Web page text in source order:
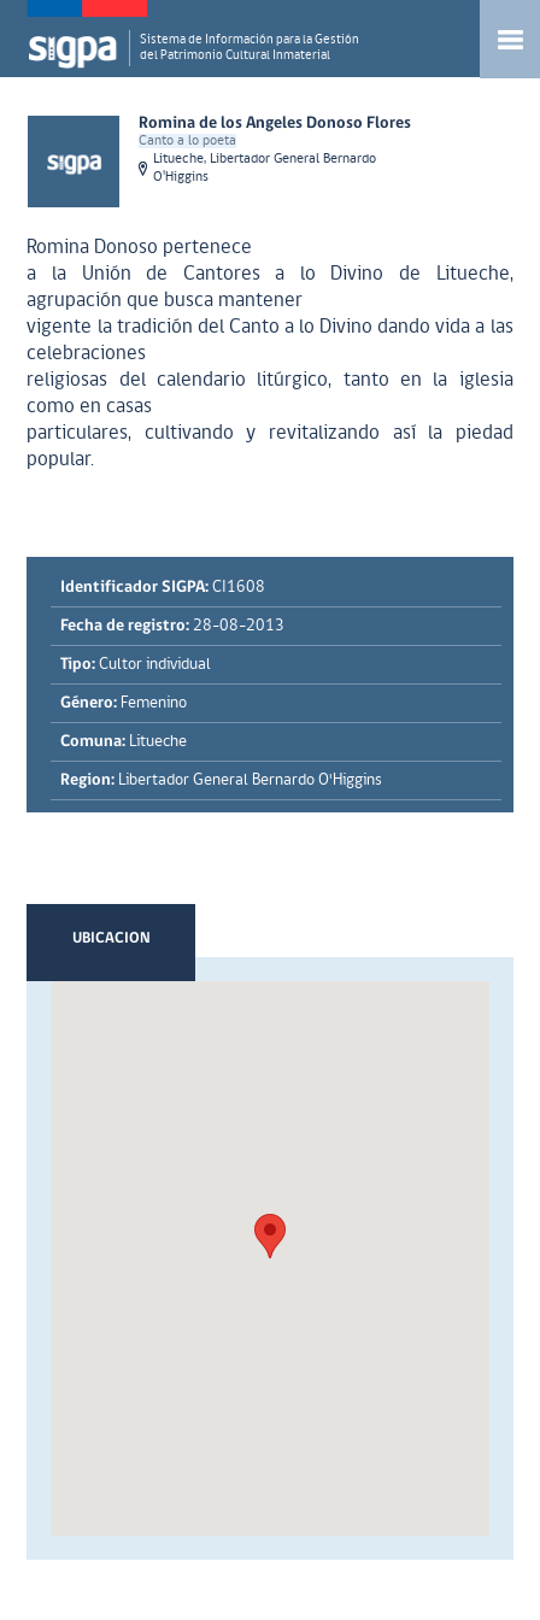
Sistema de Información para la Gestión
del Patrimonio Cultural Inmaterial
Romina de los Angeles Donoso Flores
Canto a lo poeta
Litueche, Libertador General Bernardo
O'Higgins
Romina Donoso pertenece
a la Unión de Cantores a lo Divino de Litueche,
agrupación que busca mantener
vigente la tradición del Canto a lo Divino dando vida a las
celebraciones
religiosas del calendario litúrgico, tanto en la iglesia
como en casas
particulares, cultivando y revitalizando así la piedad
popular.
Identificador SIGPA: CI1608
Fecha de registro: 28-08-2013
Tipo: Cultor individual
Género: Femenino
Comuna: Litueche
Region: Libertador General Bernardo O'Higgins
UBICACION